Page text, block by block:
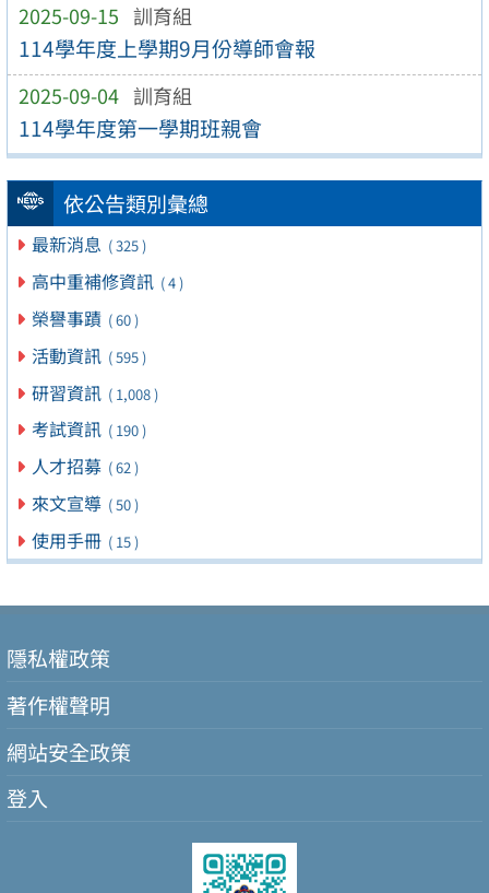
2025-09-15 訓育組
114學年度上學期9月份導師會報
2025-09-04 訓育組
114學年度第一學期班親會
依公告類別彙總
最新消息 ( 325 )
高中重補修資訊 ( 4 )
榮譽事蹟 ( 60 )
活動資訊 ( 595 )
研習資訊 ( 1,008 )
考試資訊 ( 190 )
人才招募 ( 62 )
來文宣導 ( 50 )
使用手冊 ( 15 )
隱私權政策
著作權聲明
網站安全政策
登入